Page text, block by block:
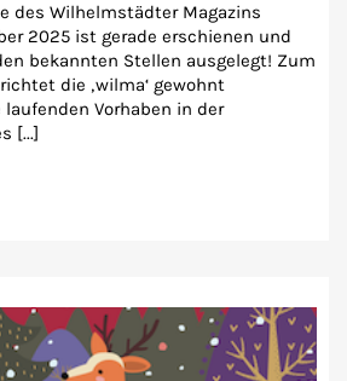
des Wilhelmstädter Magazins
2025 ist gerade erschienen und
bekannten Stellen ausgelegt! Zum
die ‚wilma‘ gewohnt
Vorhaben in der
[...]